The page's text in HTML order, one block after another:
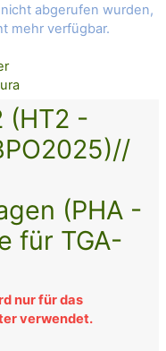
abgerufen wurden,
mehr verfügbar.
(HT2 -
(PHA -
für TGA-
nur für das
verwendet.